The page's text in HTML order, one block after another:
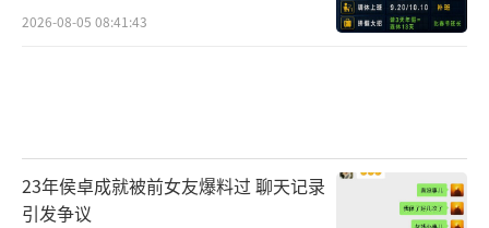
2026-08-05 08:41:43
23年侯卓成就被前女友爆料过 聊天记录
引发争议